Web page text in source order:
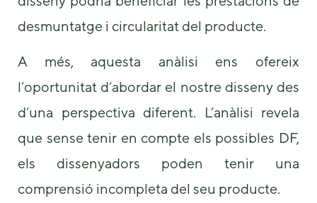
desmuntatge i circularitat del producte.
A més, aquesta anàlisi ens ofereix
l’oportunitat d’abordar el nostre disseny des
d’una perspectiva diferent. L’anàlisi revela
que sense tenir en compte els possibles DF,
els dissenyadors poden tenir una
comprensió incompleta del seu producte.